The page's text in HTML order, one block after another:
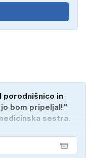
porodnišnico in
bom pripeljal!"
sestra.